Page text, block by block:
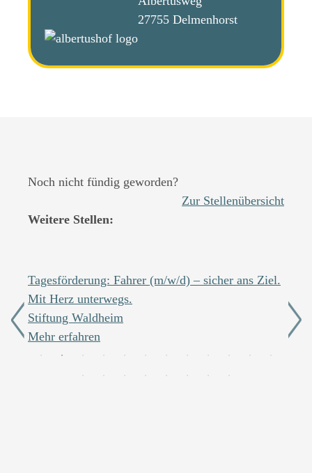
27755 Delmenhorst
Noch nicht fündig geworden?
Weitere Stellen:
Zur Stellenübersicht
Tagesförderung: Fahrer (m/w/d) – sicher ans Ziel.
Mit Herz unterwegs.
Stiftung Waldheim
Mehr erfahren
(m/